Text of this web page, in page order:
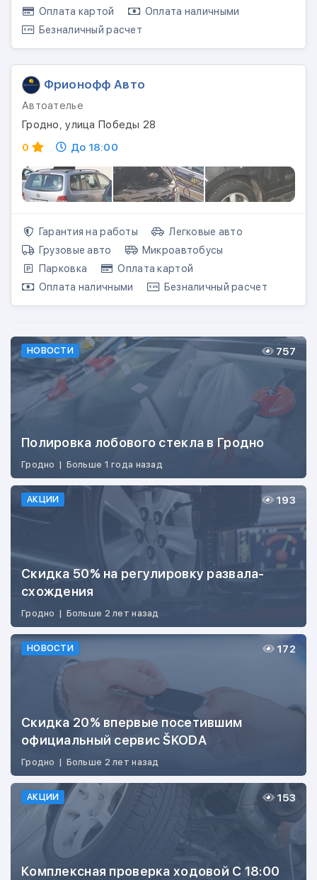
Оплата картой
Оплата наличными
Безналичный расчет
Фрионофф Авто
Автоателье
Гродно, улица Победы 28
0
До 18:00
Гарантия на работы
Легковые авто
Грузовые авто
Микроавтобусы
Парковка
Оплата картой
Оплата наличными
Безналичный расчет
НОВОСТИ
Полировка лобового стекла в Гродно
Гродно | Больше 1 года назад
757
АКЦИИ
Скидка 50% на регулировку развала-
схождения
Гродно | Больше 2 лет назад
193
НОВОСТИ
Скидка 20% впервые посетившим
официальный сервис ŠKODA
Гродно | Больше 2 лет назад
172
АКЦИИ
Комплексная проверка ходовой С 18:00
153